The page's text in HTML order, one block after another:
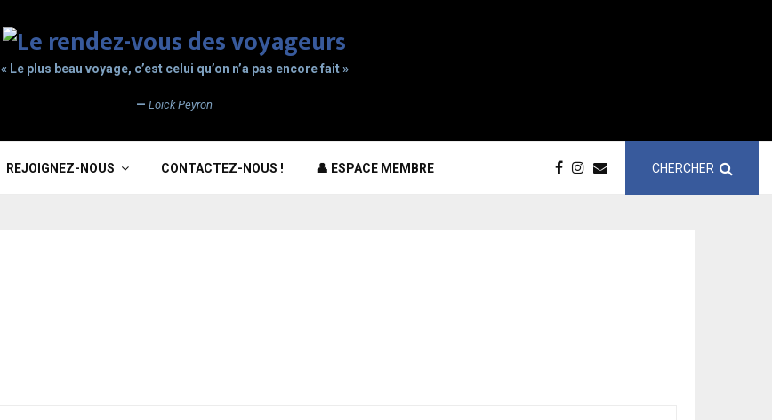
« Le plus beau voyage, c’est celui qu’on n’a pas encore fait »
— Loïck Peyron
REJOIGNEZ-NOUS CONTACTEZ-NOUS ! 👤 ESPACE MEMBRE CHERCHER